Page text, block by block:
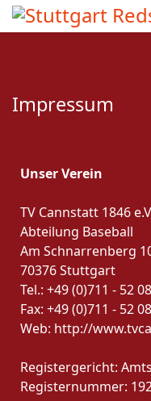
Impressum
Unser Verein
TV Cannstatt 1846
Abteilung Baseball
Am Schnarrenberg
70376 Stuttgart
Tel.: +49 (0)711 - 52
Fax: +49 (0)711 - 52
Web: http://
Registergericht:
Registernummer: